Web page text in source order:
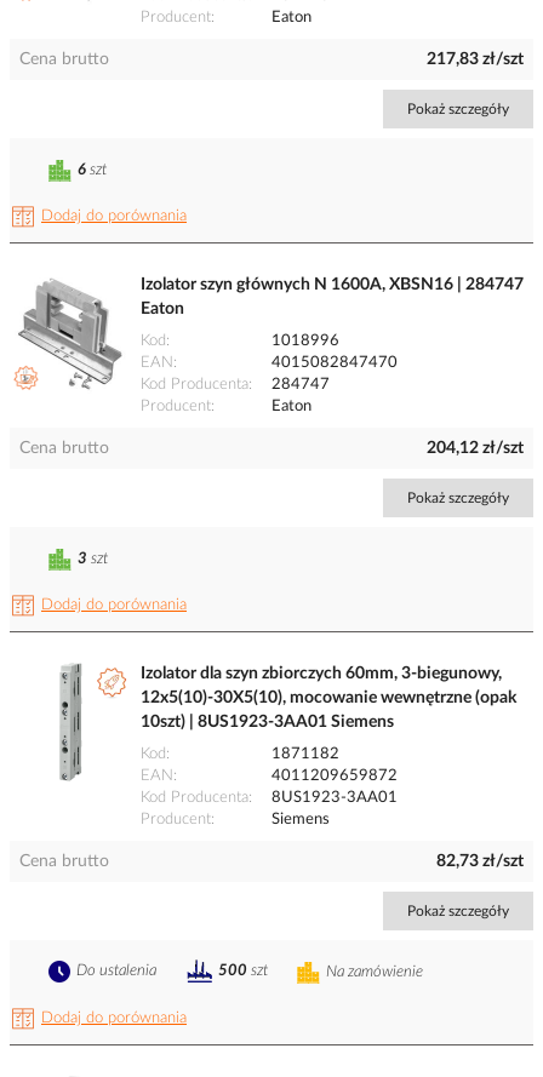
Producent
Eaton
Cena brutto 217,83 zł/szt
Pokaż szczegóły
Dodaj do porównania
6 szt
Izolator szyn głównych N 1600A, XBSN16 | 284747
Eaton
Kod
1018996
EAN
4015082847470
Kod Producenta
284747
Producent
Eaton
Cena brutto 204,12 zł/szt
Pokaż szczegóły
Dodaj do porównania
3 szt
Izolator dla szyn zbiorczych 60mm, 3-biegunowy,
12x5(10)-30X5(10), mocowanie wewnętrzne (opak
10szt) | 8US1923-3AA01 Siemens
Kod
1871182
EAN
4011209659872
Kod Producenta
8US1923-3AA01
Producent
Siemens
Cena brutto 82,73 zł/szt
Pokaż szczegóły
Dodaj do porównania
Na zamówienie
Do ustalenia 500 szt